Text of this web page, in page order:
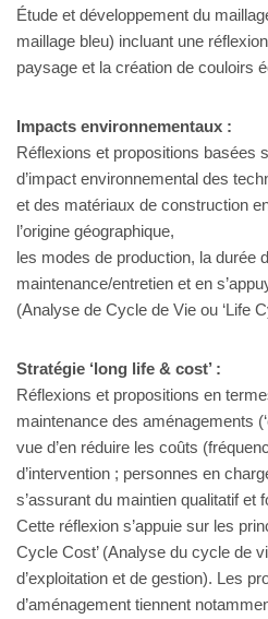
Étude et développement du
maillage bleu) incluant une
paysage et la création de couloirs
Impacts environnementaux :
Réflexions et propositions basées
d’impact environnemental des
et des matériaux de construction
l’origine géographique,
les modes de production, la durée
maintenance/entretien et en
(Analyse de Cycle de Vie ou ‘Life
Stratégie ‘long life & cost’ :
Réflexions et propositions en
maintenance des aménagements
vue d’en réduire les coûts
d’intervention ; personnes en
s’assurant du maintien qualitatif et
Cette réflexion s’appuie sur les
Cycle Cost’ (Analyse du cycle de
d’exploitation et de gestion). Les
d’aménagement tiennent